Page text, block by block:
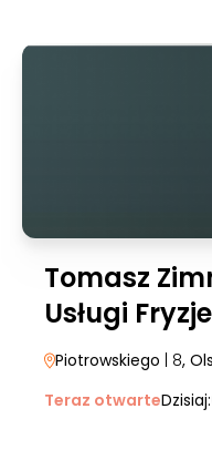
Tomasz
Usługi
Piotrowskiego | 8,
Teraz otwarteDzisiaj: